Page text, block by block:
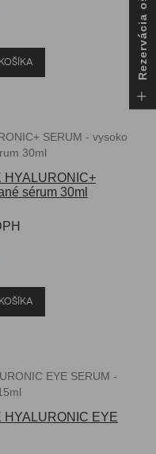
SERUM - vysoko
30ml
EYE SERUM -